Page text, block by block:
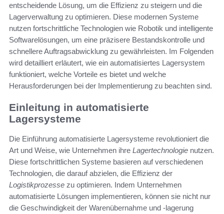
entscheidende Lösung, um die Effizienz zu steigern und die
Lagerverwaltung zu optimieren. Diese modernen Systeme
nutzen fortschrittliche Technologien wie Robotik und intelligente
Softwarelösungen, um eine präzisere Bestandskontrolle und
schnellere Auftragsabwicklung zu gewährleisten. Im Folgenden
wird detailliert erläutert, wie ein automatisiertes Lagersystem
funktioniert, welche Vorteile es bietet und welche
Herausforderungen bei der Implementierung zu beachten sind.
Einleitung in automatisierte
Lagersysteme
Die Einführung automatisierte Lagersysteme revolutioniert die
Art und Weise, wie Unternehmen ihre Lagertechnologie nutzen.
Diese fortschrittlichen Systeme basieren auf verschiedenen
Technologien, die darauf abzielen, die Effizienz der
Logistikprozesse zu optimieren. Indem Unternehmen
automatisierte Lösungen implementieren, können sie nicht nur
die Geschwindigkeit der Warenübernahme und -lagerung